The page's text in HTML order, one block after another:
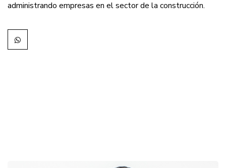
administrando empresas en el sector de la construcción.